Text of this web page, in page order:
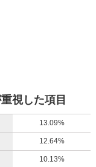
視した項目
13.09%
12.64%
10.13%